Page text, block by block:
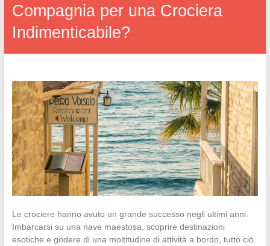
Compagnia per una Crociera
Indimenticabile?
Le crociere hanno avuto un grande successo negli ultimi anni.
Imbarcarsi su una nave maestosa, scoprire destinazioni
esotiche e godere di una moltitudine di attività a bordo, tutto ciò